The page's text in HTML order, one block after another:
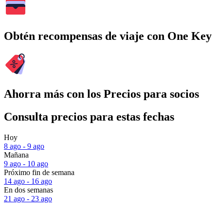
Obtén recompensas de viaje con One Key
Ahorra más con los Precios para socios
Consulta precios para estas fechas
Hoy
8 ago - 9 ago
Mañana
9 ago - 10 ago
Próximo fin de semana
14 ago - 16 ago
En dos semanas
21 ago - 23 ago